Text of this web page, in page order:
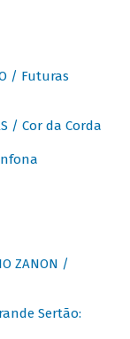
/ Futuras
/ Cor da Corda
ZANON /
Sertão: